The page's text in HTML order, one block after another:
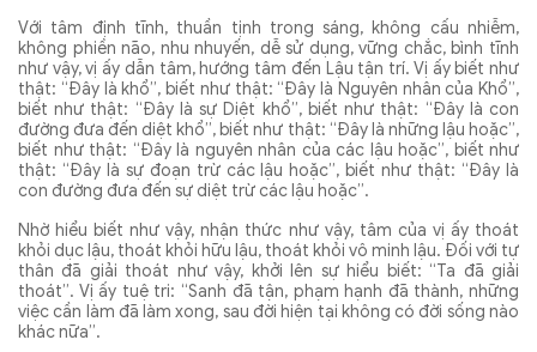
Với tâm định tĩnh, thuần tịnh trong sáng, không cấu nhiễm,
không phiền não, nhu nhuyến, dễ sử dụng, vững chắc, bình tĩnh
như vậy, vị ấy dẫn tâm, hướng tâm đến Lậu tận trí. Vị ấy biết như
thật: “Ðây là khổ”, biết như thật: “Ðây là Nguyên nhân của Khổ”,
biết như thật: “Ðây là sự Diệt khổ”, biết như thật: “Ðây là con
đường đưa đến diệt khổ”, biết như thật: “Ðây là những lậu hoặc”,
biết như thật: “Ðây là nguyên nhân của các lậu hoặc”, biết như
thật: “Ðây là sự đoạn trừ các lậu hoặc”, biết như thật: “Ðây là
con đường đưa đến sự diệt trừ các lậu hoặc”.
Nhờ hiểu biết như vậy, nhận thức như vậy, tâm của vị ấy thoát
khỏi dục lậu, thoát khỏi hữu lậu, thoát khỏi vô minh lậu. Ðối với tự
thân đã giải thoát như vậy, khởi lên sự hiểu biết: “Ta đã giải
thoát”. Vị ấy tuệ tri: “Sanh đã tận, phạm hạnh đã thành, những
việc cần làm đã làm xong, sau đời hiện tại không có đời sống nào
khác nữa”.